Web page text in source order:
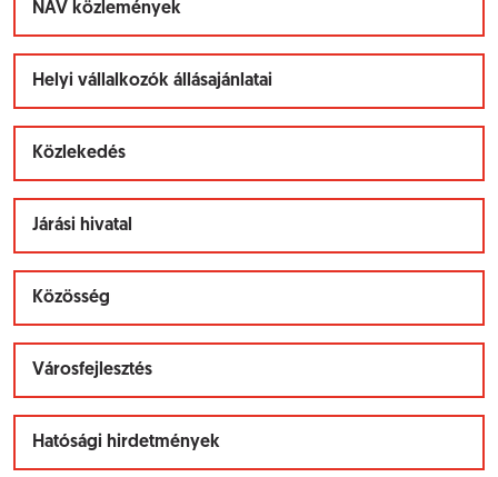
NAV közlemények
Helyi vállalkozók állásajánlatai
Közlekedés
Járási hivatal
Közösség
Városfejlesztés
Hatósági hirdetmények